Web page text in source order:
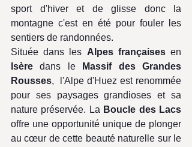
sport d'hiver et de glisse donc la
montagne c'est en été pour fouler les
sentiers de randonnées.
Située dans les Alpes françaises
Isère dans le
Massif des Grandes
Rousses,  l'Alpe d'Huez est renommée
pour ses paysages grandioses et sa
nature préservée. La
offre une opportunité unique de plonger